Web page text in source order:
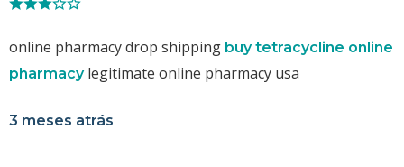
online pharmacy drop shipping buy tetracycline online
pharmacylegitimate online pharmacy usa
3 meses atrás